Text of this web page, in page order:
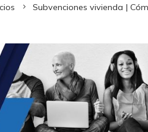
Subvenciones vivienda |